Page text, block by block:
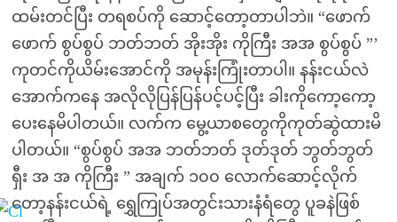
ထမ်းတင်ပြီး တရစပ်ကို ဆောင့်တော့တာပါဘဲ။ “ဖောက်
ဖောက် စွပ်စွပ် ဘတ်ဘတ် အိုးအိုး ကိုကြီး အအ စွပ်စွပ် ”’
ကုတင်ကိုယိမ်းအောင်ကို အမုန်းကြုံးတာပါ။ နန်းငယ်လဲ
အောက်ကနေ အလိုလိုပြန်ပြန်ပင့်ပင့်ပြီး ခါးကိုကော့ကော့
ပေးနေမိပါတယ်။ လက်က မွေ့ယာစတွေကိုကုတ်ဆွဲထားမိ
ပါတယ်။ “စွပ်စွပ် အအ ဘတ်ဘတ် ဒုတ်ဒုတ် ဘွတ်ဘွတ်
ရှီး အ အ ကိုကြီး ” အချက် ၁၀၀ လောက်ဆောင့်လိုက်
တော့နန်းငယ်ရဲ့ ရွှေကြုပ်အတွင်းသားနံရံတွေ ပူခနဲဖြစ်